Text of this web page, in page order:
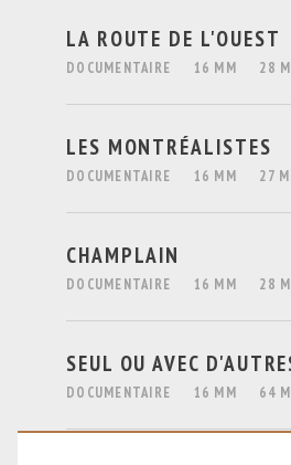
LA ROUTE DE L'OUEST
DOCUMENTAIRE 16 MM 28
LES MONTRÉALISTES
DOCUMENTAIRE 16 MM 27
CHAMPLAIN
DOCUMENTAIRE 16 MM 28
SEUL OU AVEC
DOCUMENTAIRE 16 MM 64